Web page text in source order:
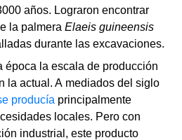
años. Lograron encontrar
la palmera Elaeis guineensis
durante las excavaciones.
época la escala de producción
la actual. A mediados del siglo
producía principalmente
locales. Pero con
industrial, este producto